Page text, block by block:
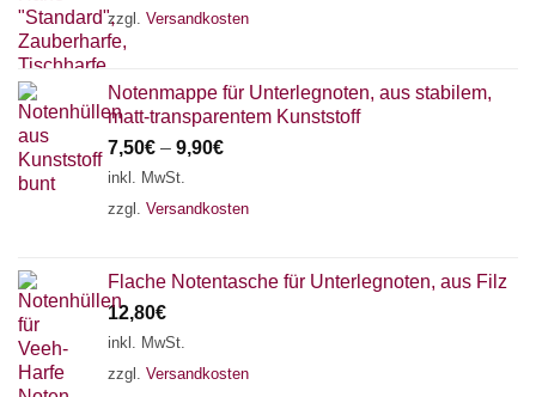
zzgl. Versandkosten
Notenmappe für Unterlegnoten, aus stabilem,
matt-transparentem Kunststoff
7,50€ – 9,90€
inkl. MwSt.
zzgl. Versandkosten
Flache Notentasche für Unterlegnoten, aus Filz
12,80€
inkl. MwSt.
zzgl. Versandkosten